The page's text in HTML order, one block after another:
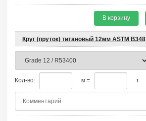
В корзину
Круг (пруток) титановый 12мм ASTM B348
Кол-во: м = т